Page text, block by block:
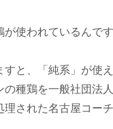
使われているんです
と、「純系」が使
種鶏を一般社団法
された名古屋コー